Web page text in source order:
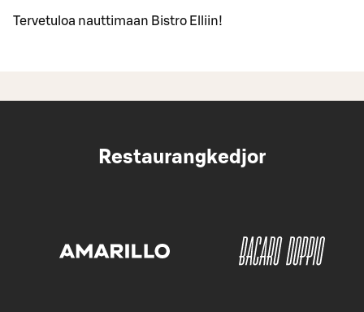
Tervetuloa nauttimaan Bistro Elliin!
Restaurangkedjor